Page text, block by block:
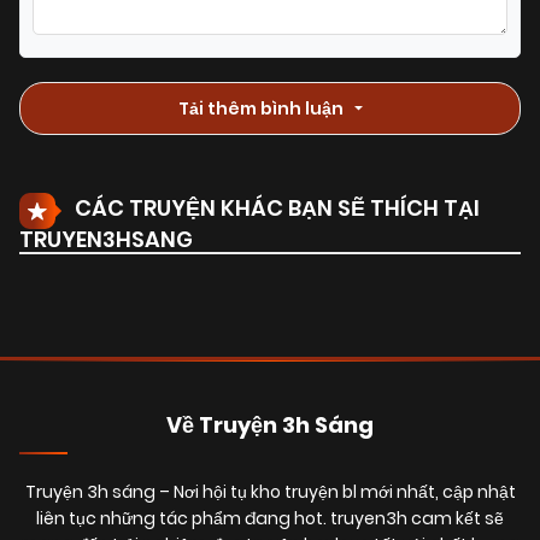
Chapter 9(VIP)
Chapter 7(VIP) 25/06/2025
25/06/2025
Chapter 4(VIP) 25/06/2025
Tải thêm bình luận
CÁC TRUYỆN KHÁC BẠN SẼ THÍCH TẠI
TRUYEN3HSANG
Về Truyện 3h Sáng
Truyện 3h sáng – Nơi hội tụ kho truyện bl mới nhất, cập nhật
liên tục những tác phẩm đang hot. truyen3h cam kết sẽ